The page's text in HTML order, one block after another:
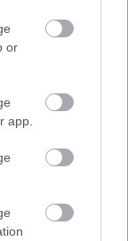
or
app.